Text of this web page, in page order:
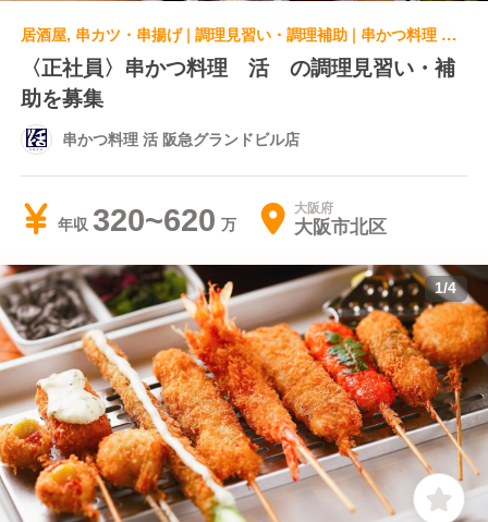
居酒屋, 串カツ・串揚げ | 調理見習い・調理補助 | 串かつ料理 活 阪急グランドビル店
〈正社員〉串かつ料理 活 の調理見習い・補
助を募集
串かつ料理 活 阪急グランドビル店
年収 320~620 大阪府
大阪市北区
1/4